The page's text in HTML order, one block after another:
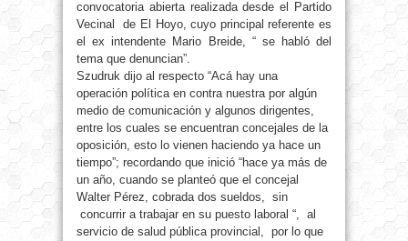
convocatoria abierta realizada desde el Partido
Vecinal de El Hoyo, cuyo principal referente es
el ex intendente Mario Breide, “ se habló del
tema que denuncian”.
Szudruk dijo al respecto “Acá hay una
operación política en contra nuestra por algún
medio de comunicación y algunos dirigentes,
entre los cuales se encuentran concejales de la
oposición, esto lo vienen haciendo ya hace un
tiempo”; recordando que inició “hace ya más de
un año, cuando se planteó que el concejal
Walter Pérez, cobrada dos sueldos, sin
concurrir a trabajar en su puesto laboral “, al
servicio de salud pública provincial, por lo que